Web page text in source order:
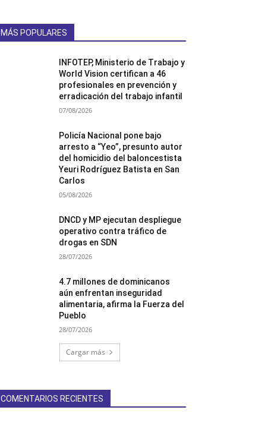
MÁS POPULARES
INFOTEP, Ministerio de Trabajo y
World Vision certifican a 46
profesionales en prevención y
erradicación del trabajo infantil
07/08/2026
Policía Nacional pone bajo
arresto a “Yeo”, presunto autor
del homicidio del baloncestista
Yeuri Rodríguez Batista en San
Carlos
05/08/2026
DNCD y MP ejecutan despliegue
operativo contra tráfico de
drogas en SDN
28/07/2026
4.7 millones de dominicanos
aún enfrentan inseguridad
alimentaria, afirma la Fuerza del
Pueblo
28/07/2026
Cargar más
COMENTARIOS RECIENTES